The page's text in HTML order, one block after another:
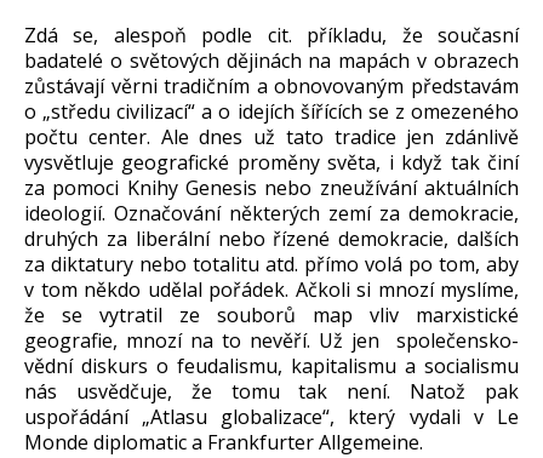
Zdá se, alespoň podle cit. příkladu, že současní
badatelé o světových dějinách na mapách v obrazech
zůstávají věrni tradičním a obnovovaným představám
o „středu civilizací“ a o idejích šířících se z omezeného
počtu center. Ale dnes už tato tradice jen zdánlivě
vysvětluje geografické proměny světa, i když tak činí
za pomoci Knihy Genesis nebo zneužívání aktuálních
ideologií. Označování některých zemí za demokracie,
druhých za liberální nebo řízené demokracie, dalších
za diktatury nebo totalitu atd. přímo volá po tom, aby
v tom někdo udělal pořádek. Ačkoli si mnozí myslíme,
že se vytratil ze souborů map vliv marxistické
geografie, mnozí na to nevěří. Už jen společensko-
vědní diskurs o feudalismu, kapitalismu a socialismu
nás usvědčuje, že tomu tak není. Natož pak
uspořádání „Atlasu globalizace“, který vydali v Le
Monde diplomatic a Frankfurter Allgemeine.